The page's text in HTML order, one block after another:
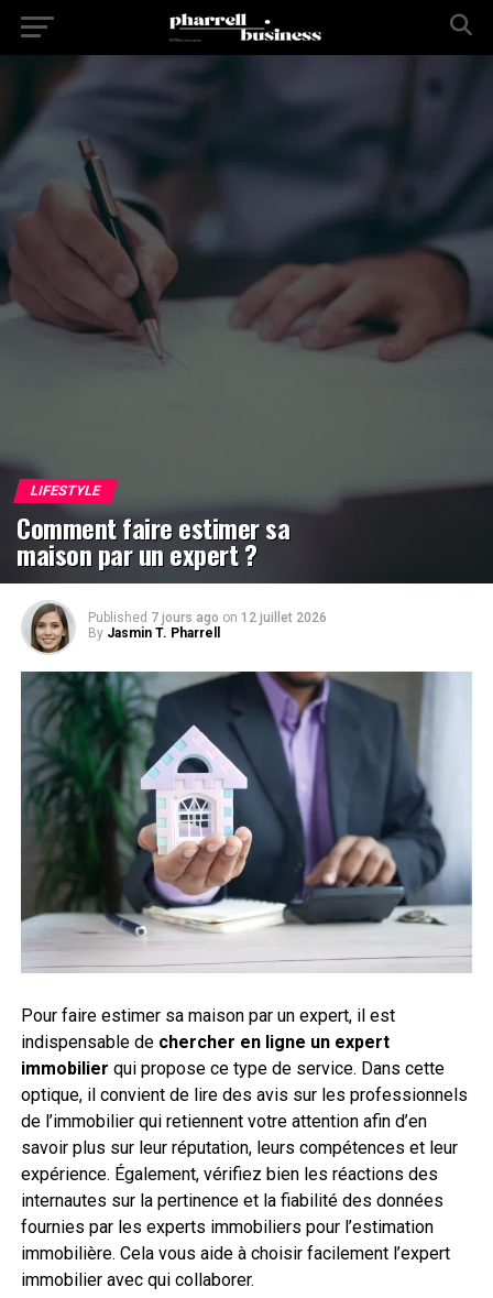
LIFESTYLE
Comment faire estimer sa
maison par un expert ?
Published 7 jours ago on 12 juillet 2026
By Jasmin T. Pharrell
Pour faire estimer sa maison par un expert, il est
indispensable de chercher en ligne un expert
immobilier qui propose ce type de service. Dans cette
optique, il convient de lire des avis sur les professionnels
de l’immobilier qui retiennent votre attention afin d’en
savoir plus sur leur réputation, leurs compétences et leur
expérience. Également, vérifiez bien les réactions des
internautes sur la pertinence et la fiabilité des données
fournies par les experts immobiliers pour l’estimation
immobilière. Cela vous aide à choisir facilement l’expert
immobilier avec qui collaborer.